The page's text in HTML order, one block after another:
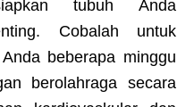
tubuh Anda
Cobalah untuk
beberapa minggu
berolahraga secara